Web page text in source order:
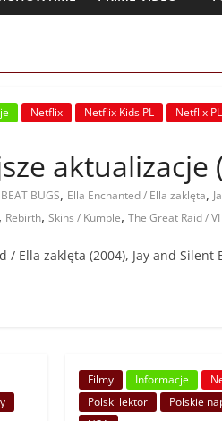
Netflix Netflix Kids PL Netflix PL
aktualizacje
BEAT BUGS, Ella Enchanted / Ella zaklęta,
, Rebirth, Skins / Kumple, The Great Raid /
Ella zaklęta (2004), Jay and Silent
Filmy Informacje
Polski lektor
Polskie